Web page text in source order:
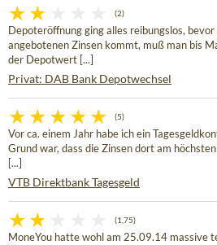
(2)
Depoteröffnung ging alles reibungslos,
angebotenen Zinsen kommt, muß man bis
der Depotwert [...]
Privat: DAB Bank Depotwechsel
(5)
Vor ca. einem Jahr habe ich ein
Grund war, dass die Zinsen dort am
[...]
VTB Direktbank Tagesgeld
(1,75)
MoneYou hatte wohl am 25.09.14 massive